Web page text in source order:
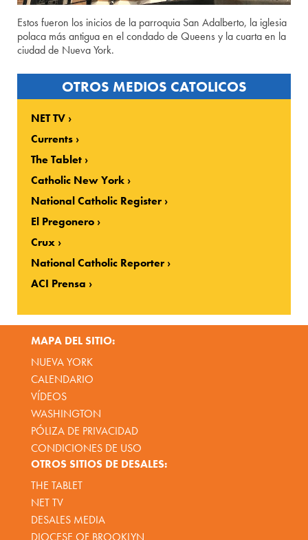
Estos fueron los inicios de la parroquia San Adalberto, la iglesia
polaca más antigua en el condado de Queens y la cuarta en la
ciudad de Nueva York.
OTROS MEDIOS CATOLICOS
NET TV
Currents
The Tablet
Catholic New York
National Catholic Register
El Pregonero
Crux
National Catholic Reporter
ACI Prensa
MAPA DEL SITIO:
NUEVA YORK
CALENDARIO
VÍDEOS
WASHINGTON
PÓLIZA DE PRIVACIDAD
CONDICIONES DE USO
OTROS SITIOS DE DESALES:
THE TABLET
NET TV
DESALES MEDIA